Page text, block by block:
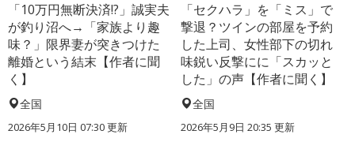
「10万円無断決済!?」誠実夫
が釣り沼へ→「家族より趣
味？」限界妻が突きつけた
離婚という結末【作者に聞
く】
全国
2026年5月10日 07:30 更新
「セクハラ」を「ミス」で
撃退？ツインの部屋を予約
した上司、女性部下の切れ
味鋭い反撃にに「スカッと
した」の声【作者に聞く】
全国
2026年5月9日 20:35 更新